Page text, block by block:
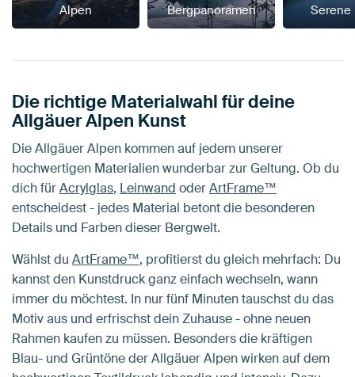
Alpen Bergpanoramen Serene
Die richtige Materialwahl für deine
Allgäuer Alpen Kunst
Die Allgäuer Alpen kommen auf jedem unserer
hochwertigen Materialien wunderbar zur Geltung. Ob du
dich fürAcrylglas, Leinwand oderArtFrame™
entscheidest - jedes Material betont die besonderen
Details und Farben dieser Bergwelt.
Wählst du ArtFrame™, profitierst du gleich mehrfach: Du
kannst den Kunstdruck ganz einfach wechseln, wann
immer du möchtest. In nur fünf Minuten tauschst du das
Motiv aus und erfrischst dein Zuhause - ohne neuen
Rahmen kaufen zu müssen. Besonders die kräftigen
Blau- und Grüntöne der Allgäuer Alpen wirken auf dem